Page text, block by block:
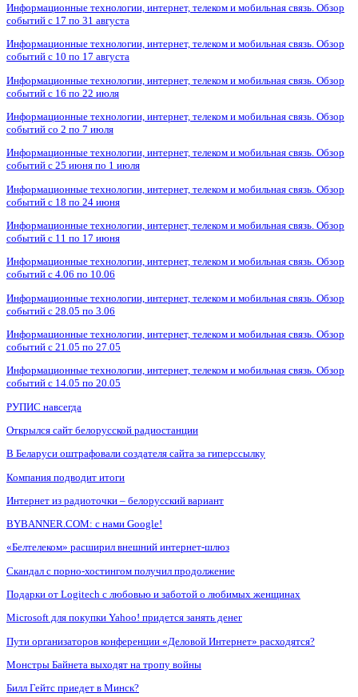
Информационные технологии, интернет, телеком и мобильная связь. Обзор
событий с 17 по 31 августа
Информационные технологии, интернет, телеком и мобильная связь. Обзор
событий с 10 по 17 августа
Информационные технологии, интернет, телеком и мобильная связь. Обзор
событий с 16 по 22 июля
Информационные технологии, интернет, телеком и мобильная связь. Обзор
событий со 2 по 7 июля
Информационные технологии, интернет, телеком и мобильная связь. Обзор
событий с 25 июня по 1 июля
Информационные технологии, интернет, телеком и мобильная связь. Обзор
событий с 18 по 24 июня
Информационные технологии, интернет, телеком и мобильная связь. Обзор
событий с 11 по 17 июня
Информационные технологии, интернет, телеком и мобильная связь. Обзор
событий с 4.06 по 10.06
Информационные технологии, интернет, телеком и мобильная связь. Обзор
событий с 28.05 по 3.06
Информационные технологии, интернет, телеком и мобильная связь. Обзор
событий с 21.05 по 27.05
Информационные технологии, интернет, телеком и мобильная связь. Обзор
событий с 14.05 по 20.05
РУПИС навсегда
Открылся сайт белорусской радиостанции
В Беларуси оштрафовали создателя сайта за гиперссылку
Компания подводит итоги
Интернет из радиоточки – белорусский вариант
BYBANNER.COM: c нами Google!
«Белтелеком» расширил внешний интернет-шлюз
Скандал с порно-хостингом получил продолжение
Подарки от Logitech с любовью и заботой о любимых женщинах
Microsoft для покупки Yahoo! придется занять денег
Пути организаторов конференции «Деловой Интернет» расходятся?
Монстры Байнета выходят на тропу войны
Билл Гейтс приедет в Минск?